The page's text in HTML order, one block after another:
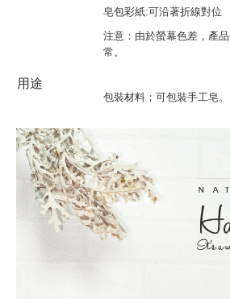
皂包彩紙:可沿著折線對位
注意：由於螢幕色差，產
常。
用途
包裝材料；可包裝手工皂。